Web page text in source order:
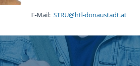
E-Mail: STRU@htl-donaustadt.at